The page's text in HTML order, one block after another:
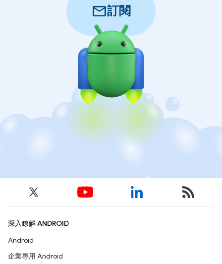
mail訂閱
深入瞭解 ANDROID
Android
企業專用 Android